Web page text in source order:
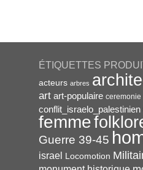
ÉTIQUETTES
acteurs arbres
art art-populaire ceremonie
conflit_israelo_palestinien
femme
Guerre 39-45
israel Locomotion